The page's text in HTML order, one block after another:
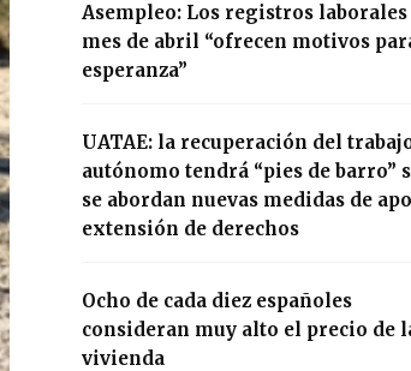
Asempleo: Los registros laborales
mes de abril “ofrecen motivos
esperanza”
UATAE: la recuperación del
autónomo tendrá “pies de barro”
se abordan nuevas medidas de
extensión de derechos
Ocho de cada diez españoles
consideran muy alto el precio de
vivienda